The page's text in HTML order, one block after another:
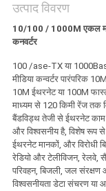
उत्पाद विवरण
10/100 / 1000M एकल मोड
कनवर्टर
100 /ase-TX या
मीडिया कन्वर्टर पारंपरिक
10M ईथरनेट या 100M
माध्यम से 120 किमी रेंज तक
बैंडविड्थ तेजी से ईथरनेट काम
और विश्वसनीय है, विशेष रूप
ईथरनेट मानकों, और विरोधी
रेडियो और टेलीविजन, रेलवे,
परिवहन, बिजली, जल
विश्वसनीयता डेटा संचरण या